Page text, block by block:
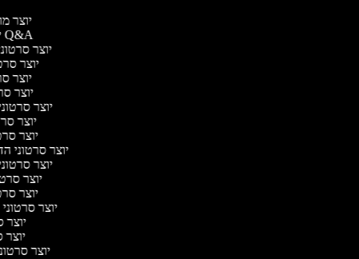
יוצר
יוצר סרטוני Q&A
יוצר
יוצר
יוצר
יוצר
יוצר
יוצר
יוצר
יוצר סרטוני
יוצר
יוצר
יוצר
יוצר
יוצר
יוצר
יוצר